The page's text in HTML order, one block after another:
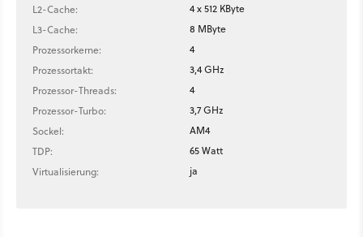
L2-Cache:
4 x 512 KByte
L3-Cache:
8 MByte
Prozessorkerne:
4
Prozessortakt:
3,4 GHz
Prozessor-Threads:
4
Prozessor-Turbo:
3,7 GHz
Sockel:
AM4
TDP:
65 Watt
Virtualisierung:
ja